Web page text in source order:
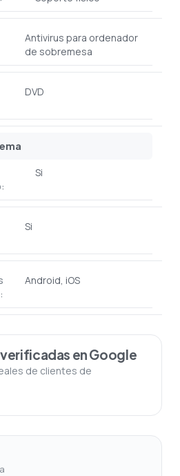
Antivirus para ordenador
de sobremesa
DVD
Si
Si
Android, iOS
en Google
de clientes de